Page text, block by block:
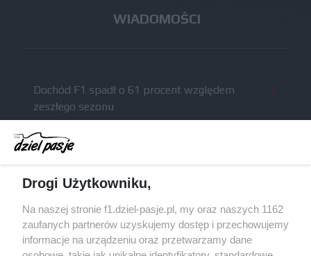
WIADOMOŚCI
Dochód F1 spadł o 61 procent względem
zeszłego sezonu
Obecne silniki muszą polegać na uczących się
algorytmach?
silnikiem dopiero w styczniu
Audi planuje wprowadzić jeszcze cztery duże
pakiety poprawek w 2026 roku
Gasly dołączył do krytyki obecnych
Drogi Użytkowniku,
Na naszej stronie f1.dziel-pasje.pl, my oraz naszych 1162
zaufanych partnerów uzyskujemy dostęp i przechowujemy
informacje na urządzeniu oraz przetwarzamy dane